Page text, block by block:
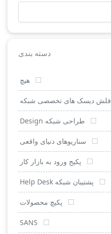
دسته بندی
هیچ
فلش دیسک های تخصصی شبکه
طراحی شبکه Design
سناریوهای دنیای واقعی
پکیج ورود به بازار کار
پشتیبان شبکه Help Desk
پکیچ محصولات
SANS